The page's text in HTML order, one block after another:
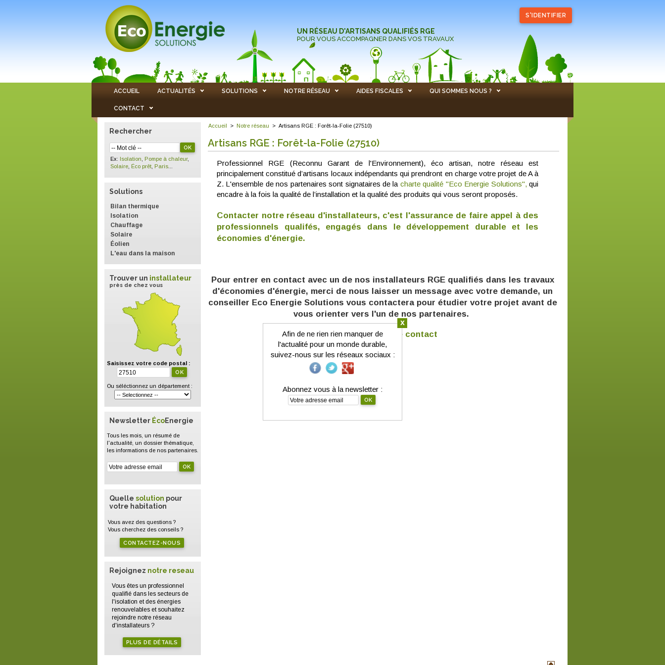
S'IDENTIFIER
UN RÉSEAU D'ARTISANS QUALIFIÉS RGE
POUR VOUS ACCOMPAGNER DANS VOS TRAVAUX
ACCUEIL ACTUALITÉS SOLUTIONS NOTRE RÉSEAU AIDES FISCALES QUI SOMMES NOUS ?
CONTACT
Rechercher
Ex: Isolation Pompe à chaleur,
Solaire Éco prêt Paris
Solutions
Bilan thermique
Isolation
Chauffage
Solaire
Éolien
L'eau dans la maison
Trouver un installateur
près de chez vous
Saisissez votre code postal :
Ou séléctionnez un département :
Newsletter ÉcoEnergie
Tous les mois, un résumé de
l'actualité, un dossier thématique,
les informations de nos partenaires.
Quelle solution pour
votre habitation
Vous avez des questions ?
Vous cherchez des conseils ?
CONTACTEZ-NOUS
Rejoignez notre reseau
Vous êtes un professionnel
qualifié dans les secteurs de
l'isolation et des énergies
renouvelables et souhaitez
rejoindre notre réseau
d'installateurs ?
PLUS DE DÉTAILS
Accueil > Notre réseau > Artisans RGE : Forêt-la-Folie (27510)
Artisans RGE : Forêt-la-Folie (27510)
Professionnel RGE (Reconnu Garant de l'Environnement), éco artisan, notre réseau est
principalement constitué d’artisans locaux indépendants qui prendront en charge votre projet de A à
Z. L'ensemble de nos partenaires sont signataires de la charte qualité "Eco Energie Solutions", qui
encadre à la fois la qualité de l’installation et la qualité des produits qui vous seront proposés.
Contacter notre réseau d'installateurs, c'est l'assurance de faire appel à des
professionnels qualifés, engagés dans le développement durable et les
économies d'énergie.
Pour entrer en contact avec un de nos installateurs RGE qualifiés dans les travaux
d'économies d'énergie, merci de nous laisser un message avec votre demande, un
conseiller Eco Energie Solutions vous contactera pour étudier votre projet avant de
vous orienter vers l'un de nos partenaires.
Accèder à la page contact
x
Afin de ne rien rien manquer de
l'actualité pour un monde durable,
suivez-nous sur les réseaux sociaux :
Abonnez vous à la newsletter :